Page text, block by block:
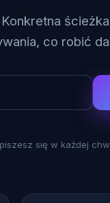
co robić
się w każdej